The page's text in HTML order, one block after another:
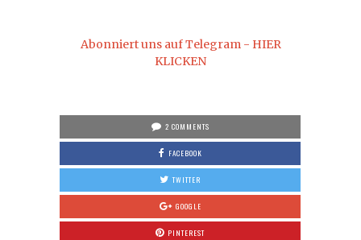
Abonniert uns auf Telegram - HIER
KLICKEN
2 COMMENTS
FACEBOOK
TWITTER
GOOGLE
PINTEREST